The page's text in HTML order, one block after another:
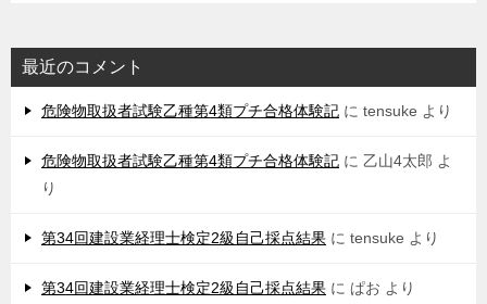
最近のコメント
危険物取扱者試験乙種第4類プチ合格体験記 に tensuke より
危険物取扱者試験乙種第4類プチ合格体験記 に 乙山4太郎 よ
り
第34回建設業経理士検定2級自己採点結果 に tensuke より
第34回建設業経理士検定2級自己採点結果 に ぱお より